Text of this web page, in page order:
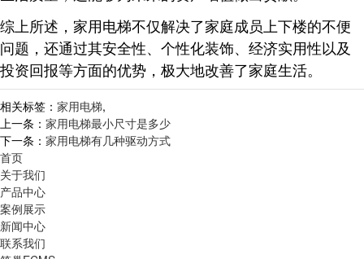
综上所述，家用电梯不仅解决了家庭成员上下楼的不便
问题，还通过其安全性、个性化装饰、经济实用性以及
投资回报等方面的优势，极大地改善了家庭生活。
相关标签： 家用电梯,
上一条： 家用电梯最小尺寸是多少
下一条： 家用电梯有几种驱动方式
首页
关于我们
产品中心
案例展示
新闻中心
联系我们